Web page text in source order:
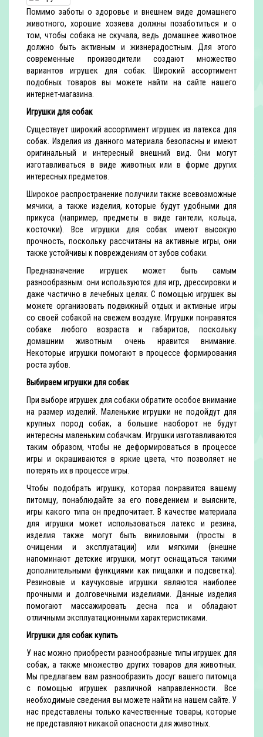
Помимо заботы о здоровье и внешнем виде домашнего
животного, хорошие хозяева должны позаботиться и о
том, чтобы собака не скучала, ведь домашнее животное
должно быть активным и жизнерадостным. Для этого
современные производители создают множество
вариантов игрушек для собак. Широкий ассортимент
подобных товаров вы можете найти на сайте нашего
интернет-магазина.
Игрушки для собак
Существует широкий ассортимент игрушек из латекса для
собак. Изделия из данного материала безопасны и имеют
оригинальный и интересный внешний вид. Они могут
изготавливаться в виде животных или в форме других
интересных предметов.
Широкое распространение получили также всевозможные
мячики, а также изделия, которые будут удобными для
прикуса (например, предметы в виде гантели, кольца,
косточки). Все игрушки для собак имеют высокую
прочность, поскольку рассчитаны на активные игры, они
также устойчивы к повреждениям от зубов собаки.
Предназначение игрушек может быть самым
разнообразным: они используются для игр, дрессировки и
даже частично в лечебных целях. С помощью игрушек вы
можете организовать подвижный отдых и активные игры
со своей собакой на свежем воздухе. Игрушки понравятся
собаке любого возраста и габаритов, поскольку
домашним животным очень нравится внимание.
Некоторые игрушки помогают в процессе формирования
роста зубов.
Выбираем игрушки для собак
При выборе игрушек для собаки обратите особое внимание
на размер изделий. Маленькие игрушки не подойдут для
крупных пород собак, а большие наоборот не будут
интересны маленьким собачкам. Игрушки изготавливаются
таким образом, чтобы не деформироваться в процессе
игры и окрашиваются в яркие цвета, что позволяет не
потерять их в процессе игры.
Чтобы подобрать игрушку, которая понравится вашему
питомцу, понаблюдайте за его поведением и выясните,
игры какого типа он предпочитает. В качестве материала
для игрушки может использоваться латекс и резина,
изделия также могут быть виниловыми (просты в
очищении и эксплуатации) или мягкими (внешне
напоминают детские игрушки, могут оснащаться такими
дополнительными функциями как пищалки и подсветка).
Резиновые и каучуковые игрушки являются наиболее
прочными и долговечными изделиями. Данные изделия
помогают массажировать десна пса и обладают
отличными эксплуатационными характеристиками.
Игрушки для собак купить
У нас можно приобрести разнообразные типы игрушек для
собак, а также множество других товаров для животных.
Мы предлагаем вам разнообразить досуг вашего питомца
с помощью игрушек различной направленности. Все
необходимые сведения вы можете найти на нашем сайте. У
нас представлены только качественные товары, которые
не представляют никакой опасности для животных.